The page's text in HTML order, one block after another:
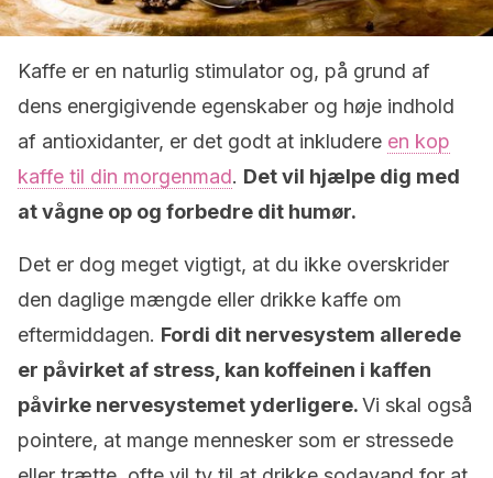
Kaffe er en naturlig stimulator og, på grund af
dens energigivende egenskaber og høje indhold
af antioxidanter, er det godt at inkludere en kop
kaffe til din morgenmad. Det vil hjælpe dig med
at vågne op og forbedre dit humør.
Det er dog meget vigtigt, at du ikke overskrider
den daglige mængde eller drikke kaffe om
eftermiddagen. Fordi dit nervesystem allerede
er påvirket af stress, kan koffeinen i kaffen
påvirke nervesystemet yderligere.Vi skal også
pointere, at mange mennesker som er stressede